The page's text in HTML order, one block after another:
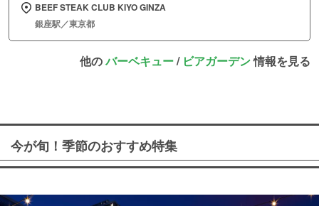
BEEF STEAK CLUB KIYO GINZA
銀座駅／東京都
他のバーベキュー/ ビアガーデン情報を見る
今が旬！季節のおすすめ特集